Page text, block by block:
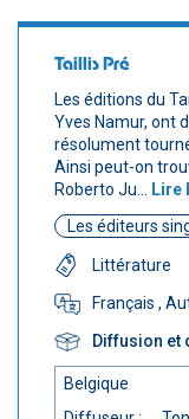
Taillis Pré
Les éditions du
Yves Namur, ont
résolument
Ainsi peut-on
Roberto Ju... Lire
Les éditeurs
Littérature
Français ,
Diffusion et
Belgique